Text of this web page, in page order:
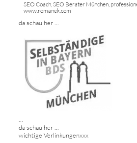
SEO Coach, SEO Berater München,
www.romanek.com
da schau her ...
...
da schau her ...
wichtige Verlinkungenxxx